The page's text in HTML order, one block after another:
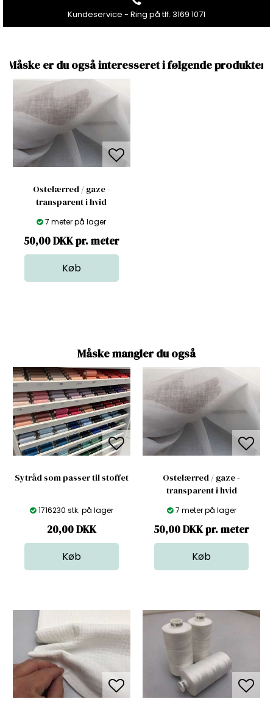
Kundeservice - Ring på tlf. 3169 1071
Måske er du også interesseret i følgende produkter
Ostelærred / gaze -
transparent i hvid
7 meter på lager
50,00 DKK pr. meter
Måske mangler du også
Sytråd som passer til stoffet
1716230 stk. på lager
20,00DKK
Ostelærred / gaze -
transparent i hvid
7 meter på lager
50,00 DKK pr. meter